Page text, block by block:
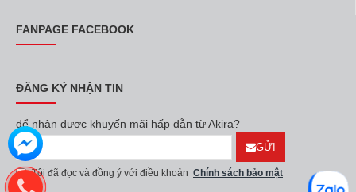
FANPAGE FACEBOOK
ĐĂNG KÝ NHẬN TIN
để nhận được khuyến mãi hấp dẫn từ Akira?
GỬI
Tôi đã đọc và đồng ý với điều khoản Chính sách bảo mật